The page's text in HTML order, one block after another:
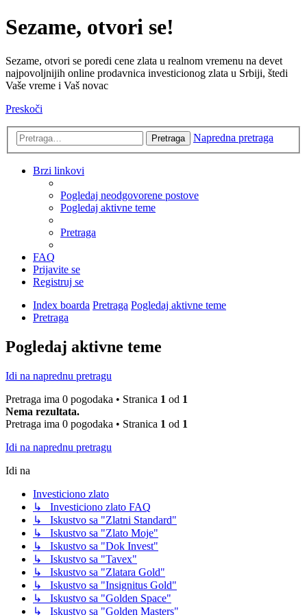
Sezame, otvori se!
Sezame, otvori se poredi cene zlata u realnom vremenu na devet
najpovoljnijih online prodavnica investicionog zlata u Srbiji, štedi
Vaše vreme i Vaš novac
Preskoči
Pretraga Napredna pretraga
Brzi linkovi
Pogledaj neodgovorene postove
Pogledaj aktivne teme
Pretraga
FAQ
Prijavite se
Registruj se
Index boarda Pretraga Pogledaj aktivne teme
Pretraga
Pogledaj aktivne teme
Idi na naprednu pretragu
Pretraga ima 0 pogodaka • Stranica 1 od 1
Nema rezultata.
Pretraga ima 0 pogodaka • Stranica 1 od 1
Idi na naprednu pretragu
Idi na
Investiciono zlato
↳ Investiciono zlato FAQ
↳ Iskustvo sa "Zlatni Standard"
↳ Iskustvo sa "Zlato Moje"
↳ Iskustvo sa "Dok Invest"
↳ Iskustvo sa "Tavex"
↳ Iskustvo sa "Zlatara Gold"
↳ Iskustvo sa "Insignitus Gold"
↳ Iskustvo sa "Golden Space"
↳ Iskustvo sa "Golden Masters"